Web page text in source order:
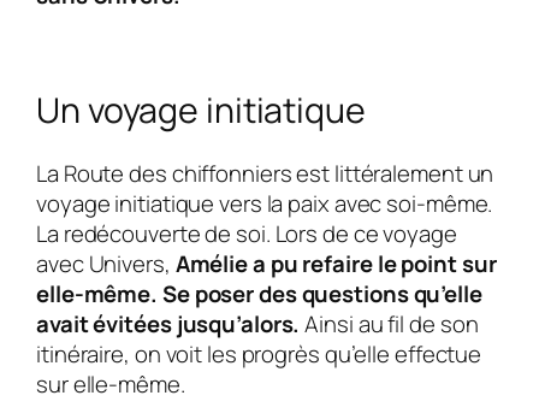
Un voyage initiatique
La Route des chiffonniers est littéralement un
voyage initiatique vers la paix avec soi-même.
La redécouverte de soi. Lors de ce voyage
avec Univers, Amélie a pu refaire le point sur
elle-même. Se poser des questions qu’elle
avait évitées jusqu’alors.Ainsi au fil de son
itinéraire, on voit les progrès qu’elle effectue
sur elle-même.